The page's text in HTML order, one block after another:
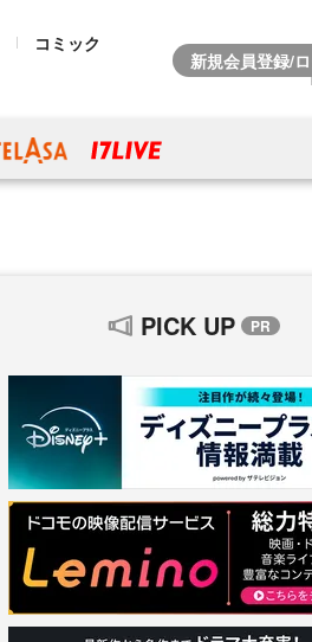
コミック
PICK UP